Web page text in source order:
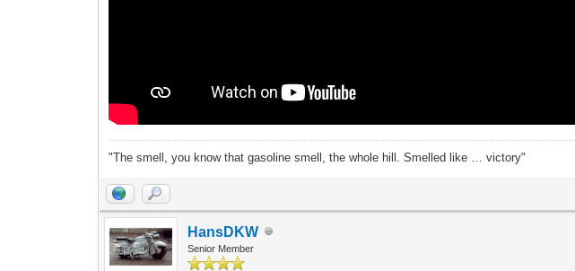
"The smell, you know that gasoline smell, the whole hill. Smelled like … victory"
HansDKW
Senior Member